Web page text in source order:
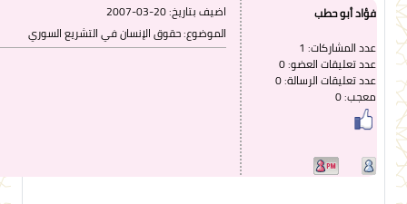
فؤاد أبو حطب
عدد المشاركات: 1
عدد تعليقات العضو: 0
عدد تعليقات الرسالة: 0
معجب: 0
اضيف بتاريخ:2007-03-20
الموضوع: حقوق الإنسان في التشريع السوري